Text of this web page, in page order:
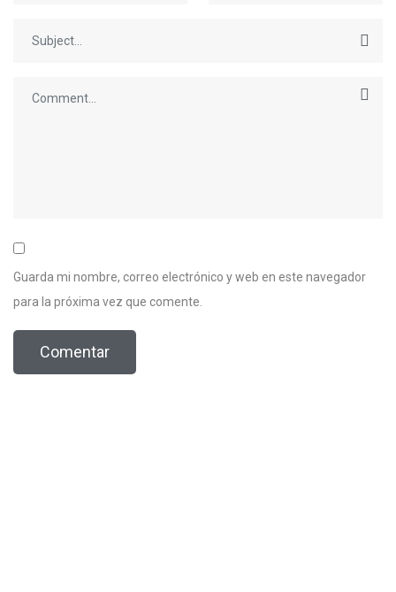
Guarda mi nombre, correo electrónico y web en este navegador
para la próxima vez que comente.